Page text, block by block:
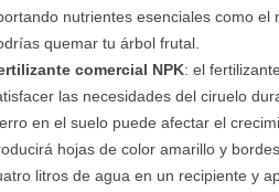
nutrientes esenciales como
quemar tu árbol frutal.
comercial NPK: el
las necesidades del ciruelo
en el suelo puede afectar el
hojas de color amarillo y
litros de agua en un recipiente y